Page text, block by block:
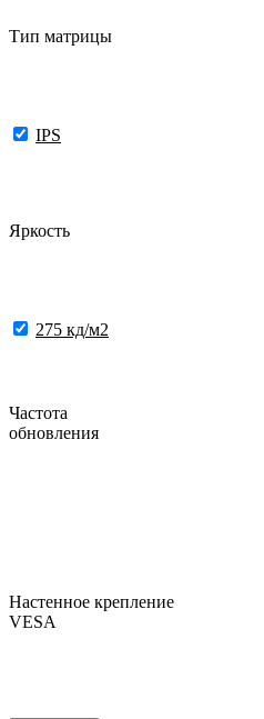
Тип матрицы
IPS
Яркость
275 кд/м2
Частота
обновления
Настенное крепление
VESA